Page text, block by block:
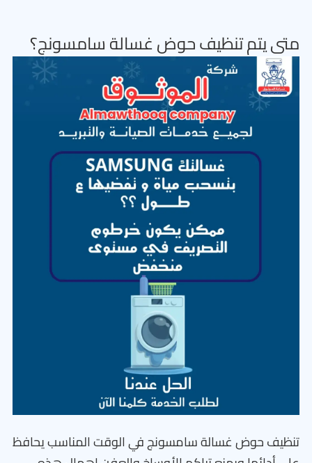
متى يتم تنظيف حوض غسالة سامسونج؟
تنظيف حوض غسالة سامسونج في الوقت المناسب يحافظ